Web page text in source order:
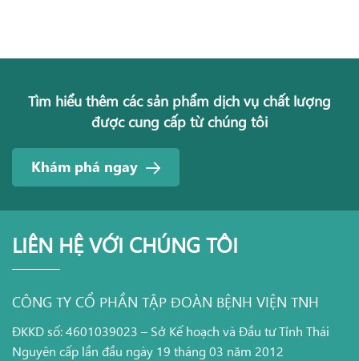
Tìm hiểu thêm các sản phẩm dịch vụ chất lượng
được cung cấp từ chúng tôi
Khám phá ngay
LIÊN HỆ VỚI CHÚNG TÔI
CÔNG TY CỔ PHẦN TẬP ĐOÀN BỆNH VIỆN TNH
ĐKKD số: 4601039023 – Sở Kế hoạch và Đầu tư Tỉnh Thái
Nguyên cấp lần đầu ngày 19 tháng 03 năm 2012